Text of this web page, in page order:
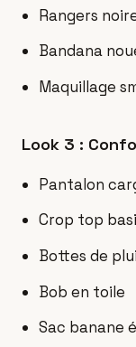
Rangers
Bandana
Maquillage
Look 3 :
Pantalon
Crop top
Bottes de
Bob en toile
Sac banane